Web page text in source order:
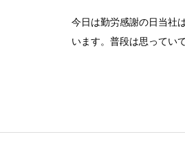
今日は勤労感謝の日当社
います。普段は思ってい